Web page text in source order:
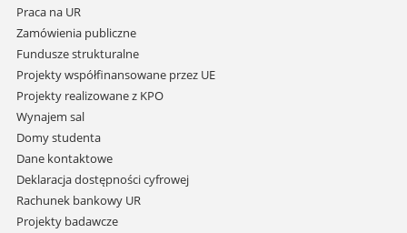
Praca na UR
Zamówienia publiczne
Fundusze strukturalne
Projekty współfinansowane przez UE
Projekty realizowane z KPO
Wynajem sal
Domy studenta
Dane kontaktowe
Deklaracja dostępności cyfrowej
Rachunek bankowy UR
Projekty badawcze